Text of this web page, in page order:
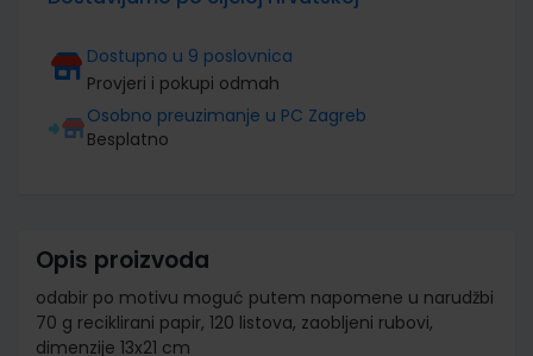
Dostupno u 9 poslovnica
Provjeri i pokupi odmah
Osobno preuzimanje u PC Zagreb
Besplatno
Opis proizvoda
odabir po motivu moguć putem napomene u narudžbi
70 g reciklirani papir, 120 listova, zaobljeni rubovi,
dimenzije 13x21 cm